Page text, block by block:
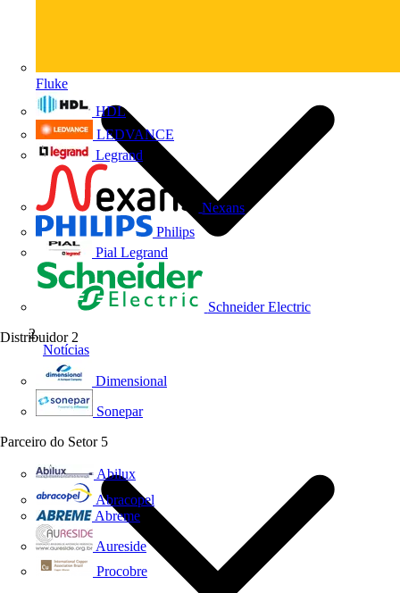
Fluke
HDL
LEDVANCE
Legrand
Nexans
Philips
Pial Legrand
Schneider Electric
Distribuidor 2
Dimensional
Sonepar
Parceiro do Setor 5
Abilux
Abracopel
Abreme
Aureside
Procobre
Notícias